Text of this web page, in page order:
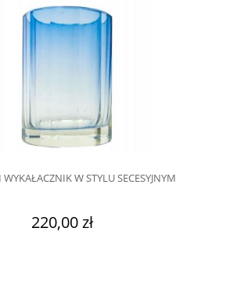
W STYLU SECESYJNYM
220,00 zł